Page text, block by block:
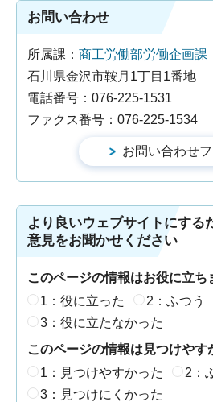
お問い合わせ
所属課： 商工労働部労働企画課
石川県金沢市鞍月1丁目1番地
電話番号：076-225-1531
ファクス番号：076-225-1534
より良いウェブサイトにする
意見をお聞かせください
このページの情報はお役に立ち
1：役に立った
2：ふつう
3：役に立たなかった
このページの情報は見つけやす
1：見つけやすかった
2：
3：見つけにくかった